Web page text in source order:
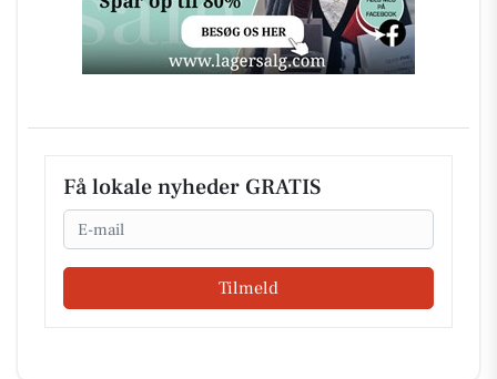
Få lokale nyheder GRATIS
Email
Tilmeld